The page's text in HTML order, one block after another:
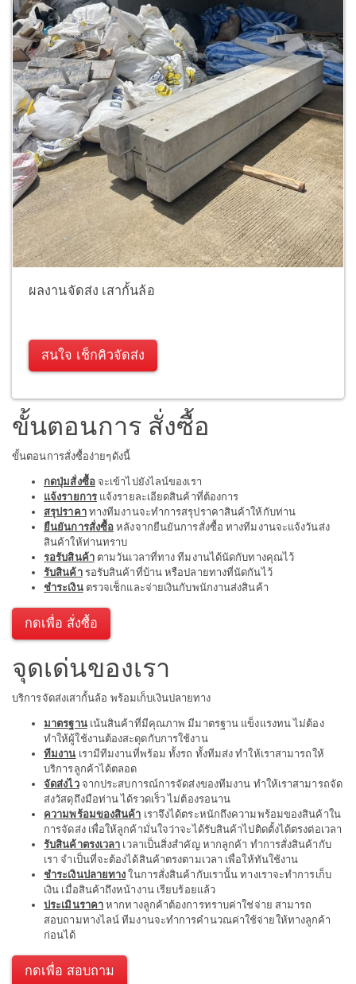
ผลงานจัดส่ง เสากั้นล้อ
สนใจ เช็กคิวจัดส่ง
ขั้นตอนการ สั่งซื้อ
ขั้นตอนการสั่งซื้อง่ายๆดังนี้
กดปุ่มสั่งซื้อจะเข้าไปยังไลน์ของเรา
แจ้งรายการแจ้งรายละเอียดสินค้าที่ต้องการ
สรุปราคาทางทีมงานจะทำการสรุปราคาสินค้าให้กับท่าน
ยืนยันการสั่งซื้อ หลังจากยืนยันการสั่งซื้อ ทางทีมงานจะแจ้งวันส่ง
สินค้าให้ท่านทราบ
รอรับสินค้าตามวันเวลาที่ทาง ทีมงานได้นัดกับทางคุณไว้
รับสินค้ารอรับสินค้าที่บ้าน หรือปลายทางที่นัดกันไว้
ชำระเงินตรวจเช็กและจ่ายเงินกับพนักงานส่งสินค้า
กดเพื่อ สั่งซื้อ
จุดเด่นของเรา
บริการจัดส่งเสากั้นล้อ พร้อมเก็บเงินปลายทาง
มาตรฐานเน้นสินค้าที่มีคุณภาพ มีมาตรฐาน แข็งแรงทน ไม่ต้อง
ทำให้ผู้ใช้งานต้องสะดุดกับการใช้งาน
ทีมงาน เรามีทีมงานที่พร้อม ทั้งรถ ทั้งทีมส่ง ทำให้เราสามารถให้
บริการลูกค้าได้ตลอด
จัดส่งไวจากประสบการณ์การจัดส่งของทีมงาน ทำให้เราสามารถจัด
ส่งวัสดุถึงมือท่าน ได้รวดเร็ว ไม่ต้องรอนาน
ความพร้อมของสินค้า เราจึงได้ตระหนักถึงความพร้อมของสินค้าใน
การจัดส่ง เพื่อให้ลูกค้ามั่นใจว่าจะได้รับสินค้าไปติดตั้งได้ตรงต่อเวลา
รับสินค้าตรงเวลา เวลาเป็นสิ่งสำคัญ หากลูกค้า ทำการสั่งสินค้ากับ
เรา จำเป็นที่จะต้องได้สินค้าตรงตามเวลา เพื่อให้ทันใช้งาน
ชำระเงินปลายทาง ในการสั่งสินค้ากับเรานั้น ทางเราจะทำการเก็บ
เงิน เมื่อสินค้าถึงหน้างาน เรียบร้อยแล้ว
ประเมินราคา หากทางลูกค้าต้องการทราบค่าใช่จ่าย สามารถ
สอบถามทางไลน์ ทีมงานจะทำการคำนวณค่าใช้จ่ายให้ทางลูกค้า
ก่อนได้
กดเพื่อ สอบถาม